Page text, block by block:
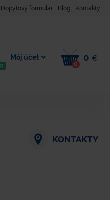
Dopytový formulár Blog Kontakty
0
Môj účet
0
0 €
KONTAKTY